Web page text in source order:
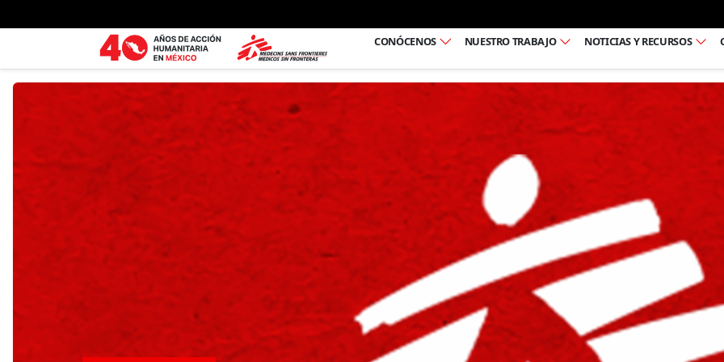
CONÓCENOS
NUESTRO TRABAJO NOTICIAS Y RECURSOS